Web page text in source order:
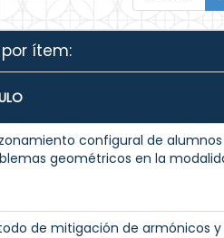
ítem:
configural de
geométricos en la
de mitigación de armónicos